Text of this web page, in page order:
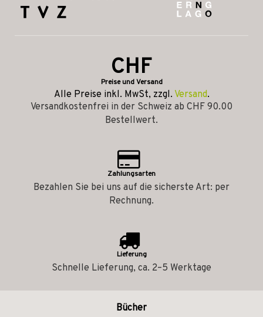
CHF
Preise und Versand
Alle Preise inkl. MwSt, zzgl. Versand.
Versandkostenfrei in der Schweiz ab CHF 90.00
Bestellwert.
Zahlungsarten
Bezahlen Sie bei uns auf die sicherste Art: per
Rechnung.
Lieferung
Schnelle Lieferung, ca. 2–5 Werktage
Bücher